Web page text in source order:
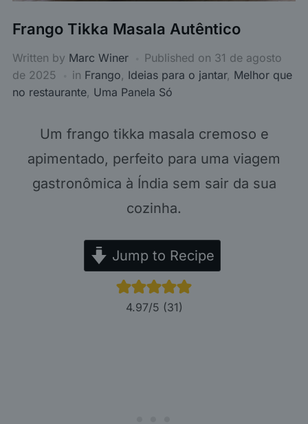
Frango Tikka Masala Autêntico
Written by Marc Winer Published on 31 de agosto
de 2025
in Frango, Ideias para o jantar, Melhor que
no restaurante, Uma Panela Só
Um frango tikka masala cremoso e
apimentado, perfeito para uma viagem
gastronômica à Índia sem sair da sua
cozinha.
Jump to Recipe
4.97/5 (31)